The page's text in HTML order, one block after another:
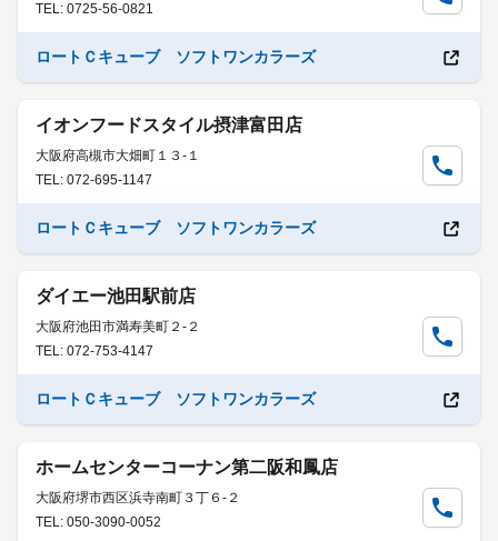
TEL: 0725-56-0821
ロートＣキューブ ソフトワンカラーズ
イオンフードスタイル摂津富田店
大阪府高槻市大畑町１３-１
TEL: 072-695-1147
ロートＣキューブ ソフトワンカラーズ
ダイエー池田駅前店
大阪府池田市満寿美町２-２
TEL: 072-753-4147
ロートＣキューブ ソフトワンカラーズ
ホームセンターコーナン第二阪和鳳店
大阪府堺市西区浜寺南町３丁６-２
TEL: 050-3090-0052